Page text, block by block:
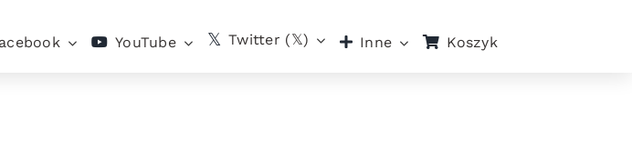
YouTube Twitter (𝕏) Inne Koszyk